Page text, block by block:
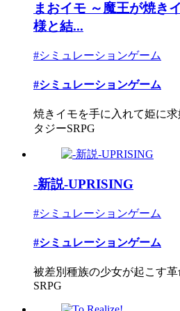
まおイモ ～魔王が焼き
様と結...
#シミュレーションゲーム
#シミュレーションゲーム
焼きイモを手に入れて姫に
タジーSRPG
-新説-UPRISING
#シミュレーションゲーム
#シミュレーションゲーム
被差別種族の少女が起こす
SRPG